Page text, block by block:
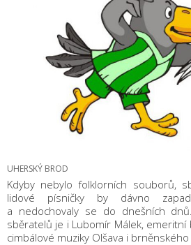
UHERSKÝ BROD
Kdyby nebylo folklorních souborů,
lidové písničky by dávno
a nedochovaly se do dnešních
sběratelů je i Lubomír Málek,
cimbálové muziky Olšava i brněnského